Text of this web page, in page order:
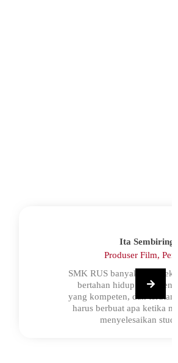
Ita Sembiring
Produser Film,
SMK RUS banyak
bertahan hidup agar
yang kompeten, dan
harus berbuat apa ketika
menyelesaikan